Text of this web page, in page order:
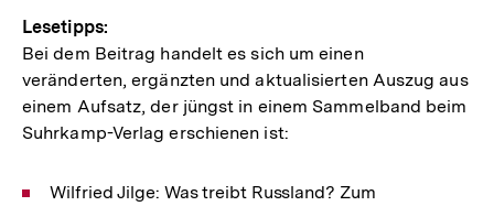
Lesetipps:
Bei dem Beitrag handelt es sich um einen
veränderten, ergänzten und aktualisierten Auszug aus
einem Aufsatz, der jüngst in einem Sammelband beim
Suhrkamp-Verlag erschienen ist:
Wilfried Jilge: Was treibt Russland? Zum